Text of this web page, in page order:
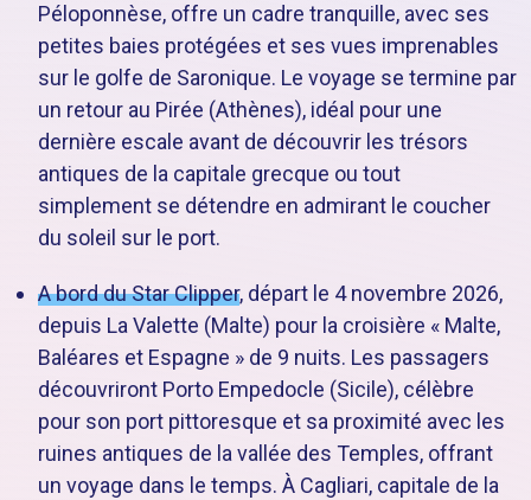
Péloponnèse, offre un cadre tranquille, avec ses
petites baies protégées et ses vues imprenables
sur le golfe de Saronique. Le voyage se termine par
un retour au Pirée (Athènes), idéal pour une
dernière escale avant de découvrir les trésors
antiques de la capitale grecque ou tout
simplement se détendre en admirant le coucher
du soleil sur le port.
A bord du Star Clipper, départ le 4 novembre 2026,
depuis La Valette (Malte) pour la croisière « Malte,
Baléares et Espagne » de 9 nuits. Les passagers
découvriront Porto Empedocle (Sicile), célèbre
pour son port pittoresque et sa proximité avec les
ruines antiques de la vallée des Temples, offrant
un voyage dans le temps. À Cagliari, capitale de la